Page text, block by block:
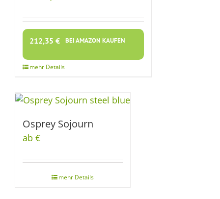
212,35 € BEI AMAZON KAUFEN
Osprey Sojourn
ab €